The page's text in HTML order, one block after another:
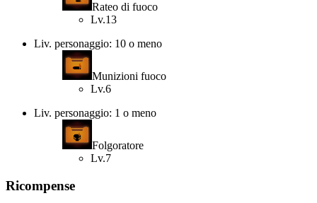
Rateo di fuoco
Lv.13
Liv. personaggio: 10 o meno
Munizioni fuoco
Lv.6
Liv. personaggio: 1 o meno
Folgoratore
Lv.7
Ricompense